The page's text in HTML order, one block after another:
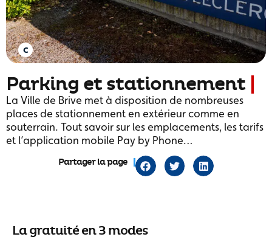
Parking et stationnement
La Ville de Brive met à disposition de nombreuses
places de stationnement en extérieur comme en
souterrain. Tout savoir sur les emplacements, les tarifs
et l’application mobile Pay by Phone…
Partager la page
La gratuité en 3 modes